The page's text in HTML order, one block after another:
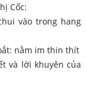
Cốc:
vào trong hang
nằm im thin thít
và lời khuyên của